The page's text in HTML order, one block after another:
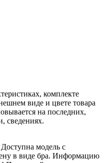
комплекте
виде и цвете товара
на последних,
сведениях.
модель с
в виде бра. Информацию